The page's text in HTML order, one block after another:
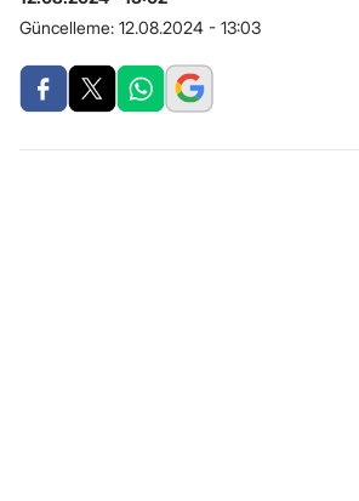
Güncelleme: 12.08.2024 - 13:03